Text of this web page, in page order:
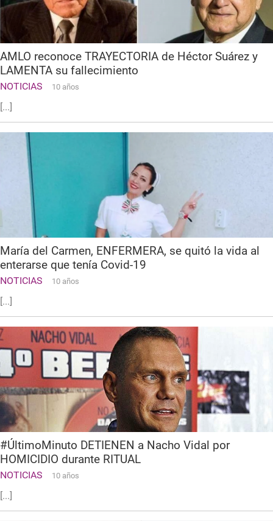
AMLO reconoce TRAYECTORIA de Héctor Suárez y
LAMENTA su fallecimiento
NOTICIAS 10 años
[...]
María del Carmen, ENFERMERA, se quitó la vida al
enterarse que tenía Covid-19
NOTICIAS 10 años
[...]
#ÚltimoMinuto DETIENEN a Nacho Vidal por
HOMICIDIO durante RITUAL
NOTICIAS 10 años
[...]